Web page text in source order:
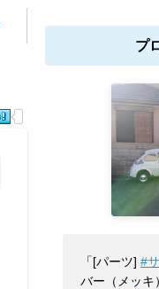
プ
「[パーツ] #
バー（メッキ